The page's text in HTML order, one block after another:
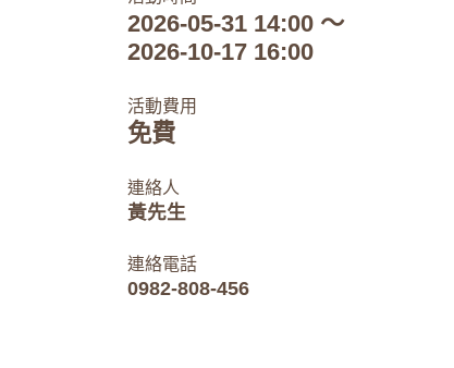
2026-05-31 14:00 ～
2026-10-17 16:00
活動費用
免費
連絡人
黃先生
連絡電話
0982-808-456